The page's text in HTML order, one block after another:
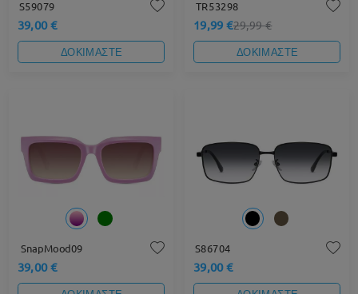
S59079
39,00 €
ΔΟΚΙΜΑΣΤΕ
TR53298
19,99 €29,99 €
ΔΟΚΙΜΑΣΤΕ
SnapMood09
39,00 €
S86704
39,00 €